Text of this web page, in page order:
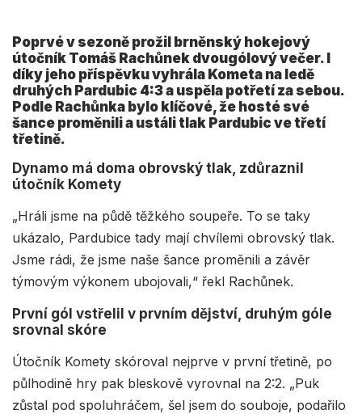
Poprvé v sezoně prožil brněnský hokejový
útočník Tomáš Rachůnek dvougólový večer. I
díky jeho příspěvku vyhrála Kometa na ledě
druhých Pardubic 4:3 a uspěla potřetí za sebou.
Podle Rachůnka bylo klíčové, že hosté své
šance proměnili a ustáli tlak Pardubic ve třetí
třetině.
Dynamo má doma obrovský tlak, zdůraznil
útočník Komety
„Hráli jsme na půdě těžkého soupeře. To se taky
ukázalo, Pardubice tady mají chvílemi obrovský tlak.
Jsme rádi, že jsme naše šance proměnili a závěr
týmovým výkonem ubojovali,“ řekl Rachůnek.
První gól vstřelil v prvním dějství, druhým góle
srovnal skóre
Útočník Komety skóroval nejprve v první třetině, po
půlhodině hry pak bleskově vyrovnal na 2:2. „Puk
zůstal pod spoluhráčem, šel jsem do souboje, podařilo